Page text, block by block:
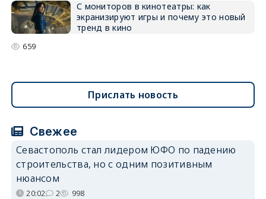
С мониторов в кинотеатры: как
экранизируют игры и почему это новый
тренд в кино
659
Прислать новость
Свежее
Севастополь стал лидером ЮФО по падению
строительства, но с одним позитивным
нюансом
20:02 2 998